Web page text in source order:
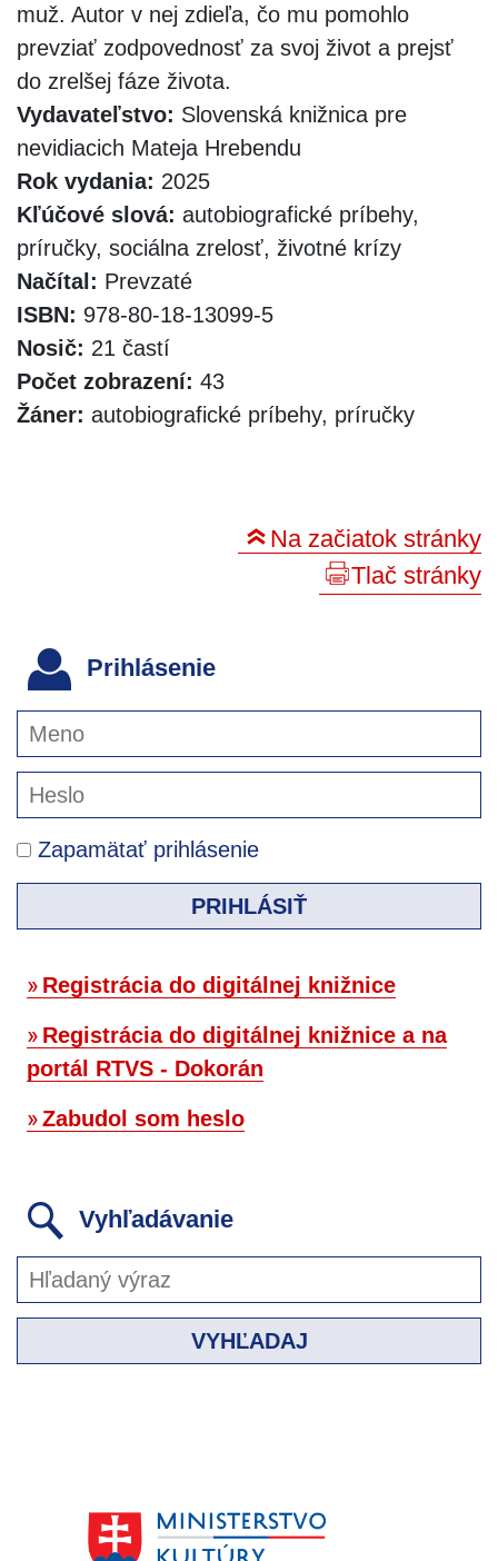
muž. Autor v nej zdieľa, čo mu pomohlo
prevziať zodpovednosť za svoj život a prejsť
do zrelšej fáze života.
Vydavateľstvo: Slovenská knižnica pre
nevidiacich Mateja Hrebendu
Rok vydania: 2025
Kľúčové slová: autobiografické príbehy,
príručky, sociálna zrelosť, životné krízy
Načítal: Prevzaté
ISBN: 978-80-18-13099-5
Nosič: 21 častí
Počet zobrazení: 43
Žáner: autobiografické príbehy, príručky
Na začiatok stránky
Tlač stránky
Prihlásenie
Zapamätať prihlásenie
PRIHLÁSIŤ
Registrácia do digitálnej knižnice
Registrácia do digitálnej knižnice a na
portál RTVS - Dokorán
Zabudol som heslo
Vyhľadávanie
VYHĽADAJ